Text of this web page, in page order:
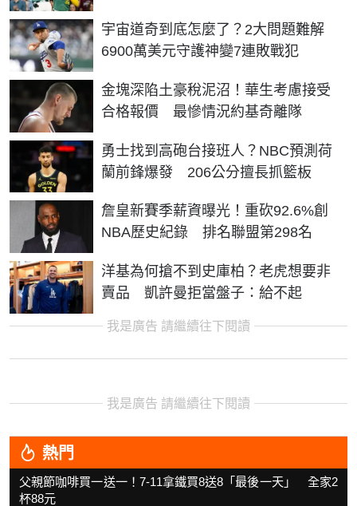
宇宙道奇到底怎麼了？2大問題難解
6900萬美元守護神變7連敗戰犯
金塊深陷土豪稅泥沼！華生考慮接受
合格報價 最慘情況約基奇離隊
勇士找到高砲台接班人？NBC預測荷
蘭前鋒爆發 206公分擅長抓籃板
詹皇新賽季薪資曝光！重砍92.6%創
NBA歷史紀錄 排名聯盟第298名
洋基為何搶不到史庫柏？老虎想要非
賣品 凱許曼拒當盤子：給不起
我是廣告 請繼續往下閱讀
我是廣告 請繼續往下閱讀
熱門
父親節咖啡買一送一！7-11拿鐵買8送8「最後一天」 全家2
杯88元